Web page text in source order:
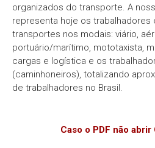
organizados do transporte. A
representa hoje os trabalhadores
transportes nos modais: viário,
portuário/marítimo, mototaxista,
cargas e logística e os
(caminhoneiros), totalizando
de trabalhadores no Brasil.
Caso o PDF não abrir